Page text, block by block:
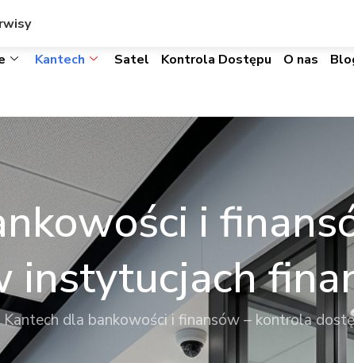
Kantech Satel Kontrola Dostępu O nas
i
instytucjach
Kantech dla bankowości i finansów – kontrola